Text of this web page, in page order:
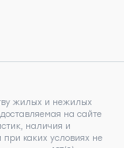
жилых и нежилых
на сайте
наличия и
каких условиях не